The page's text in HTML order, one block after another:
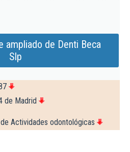
ampliado de Denti Beca
Slp
de Madrid
Actividades odontológicas